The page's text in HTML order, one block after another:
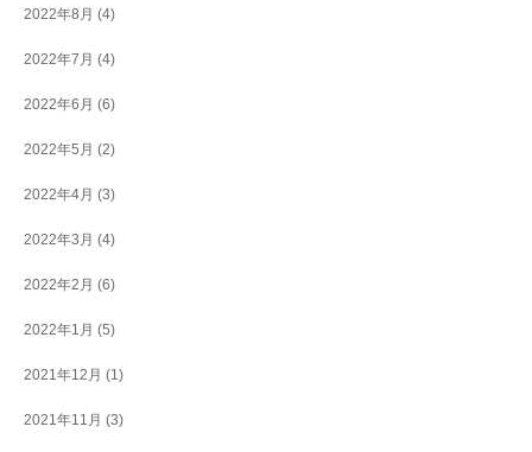
2022年8月 (4)
2022年7月 (4)
2022年6月 (6)
2022年5月 (2)
2022年4月 (3)
2022年3月 (4)
2022年2月 (6)
2022年1月 (5)
2021年12月 (1)
2021年11月 (3)